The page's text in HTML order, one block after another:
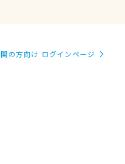
の方向け ログインページ